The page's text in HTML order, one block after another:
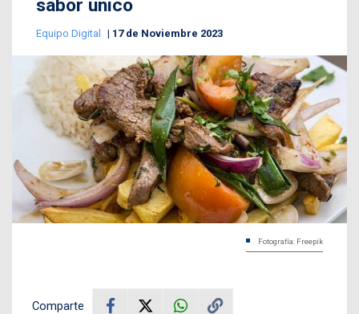
sabor único
Equipo Digital 17 de Noviembre 2023
Fotografía: Freepik
Comparte